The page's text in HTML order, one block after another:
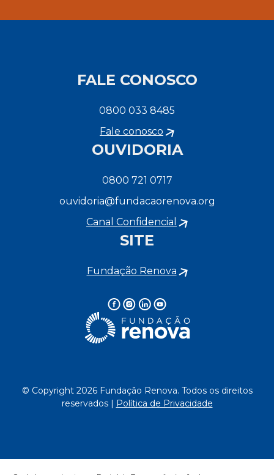
FALE CONOSCO
0800 033 8485
Fale conosco
OUVIDORIA
0800 721 0717
ouvidoria@fundacaorenova.org
Canal Confidencial
SITE
Fundação Renova
© Copyright 2026 Fundação Renova. Todos os direitos
reservados | Política de Privacidade